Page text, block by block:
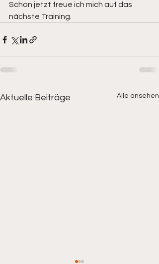
Schon jetzt freue ich mich auf das
nächste Training.
Aktuelle Beiträge Alle ansehen